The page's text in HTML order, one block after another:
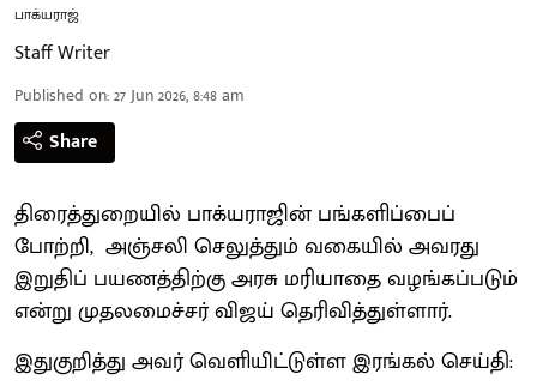
பாக்யராஜ்
Staff Writer
Published on:27 Jun 2026, 8:48 am
Share
திரைத்துறையில் பாக்யராஜின் பங்களிப்பைப்
போற்றி, அஞ்சலி செலுத்தும் வகையில் அவரது
இறுதிப் பயணத்திற்கு அரசு மரியாதை வழங்கப்படும்
என்று முதலமைச்சர் விஜய் தெரிவித்துள்ளார்.
இதுகுறித்து அவர் வெளியிட்டுள்ள இரங்கல் செய்தி: